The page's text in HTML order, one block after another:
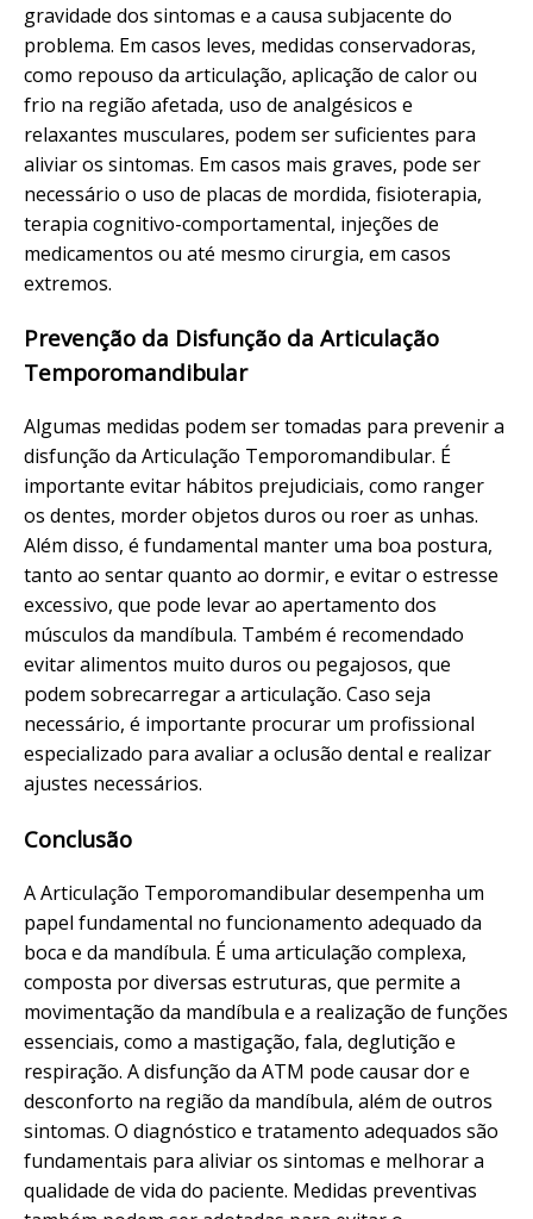
gravidade dos sintomas e a causa subjacente do
problema. Em casos leves, medidas conservadoras,
como repouso da articulação, aplicação de calor ou
frio na região afetada, uso de analgésicos e
relaxantes musculares, podem ser suficientes para
aliviar os sintomas. Em casos mais graves, pode ser
necessário o uso de placas de mordida, fisioterapia,
terapia cognitivo-comportamental, injeções de
medicamentos ou até mesmo cirurgia, em casos
extremos.
Prevenção da Disfunção da Articulação
Temporomandibular
Algumas medidas podem ser tomadas para prevenir a
disfunção da Articulação Temporomandibular. É
importante evitar hábitos prejudiciais, como ranger
os dentes, morder objetos duros ou roer as unhas.
Além disso, é fundamental manter uma boa postura,
tanto ao sentar quanto ao dormir, e evitar o estresse
excessivo, que pode levar ao apertamento dos
músculos da mandíbula. Também é recomendado
evitar alimentos muito duros ou pegajosos, que
podem sobrecarregar a articulação. Caso seja
necessário, é importante procurar um profissional
especializado para avaliar a oclusão dental e realizar
ajustes necessários.
Conclusão
A Articulação Temporomandibular desempenha um
papel fundamental no funcionamento adequado da
boca e da mandíbula. É uma articulação complexa,
composta por diversas estruturas, que permite a
movimentação da mandíbula e a realização de funções
essenciais, como a mastigação, fala, deglutição e
respiração. A disfunção da ATM pode causar dor e
desconforto na região da mandíbula, além de outros
sintomas. O diagnóstico e tratamento adequados são
fundamentais para aliviar os sintomas e melhorar a
qualidade de vida do paciente. Medidas preventivas